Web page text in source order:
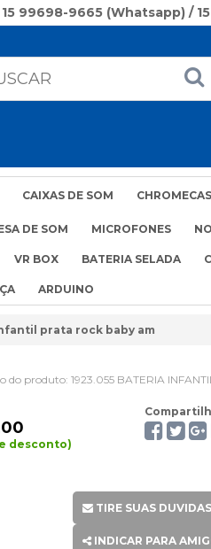
15 99698-9665 (Whatsapp) /
CAIXAS DE SOM
DE SOM MICROFONES
VR BOX BATERIA SELADA
ARDUINO
prata rock baby am
do produto: 1923.055 BATERIA
desconto)
TIRE SUAS DUVIDAS
INDICAR PARA